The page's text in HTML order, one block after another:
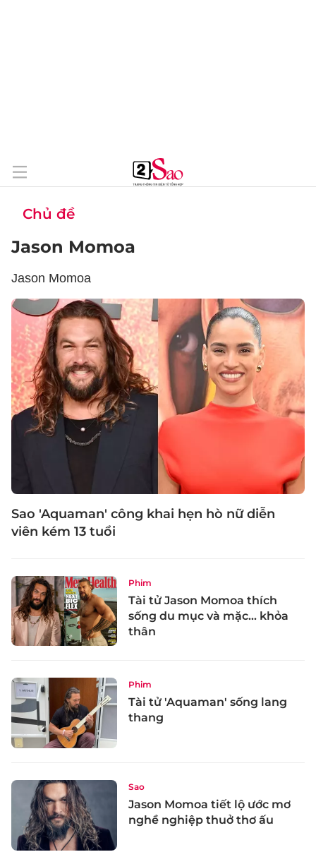
Chủ đề
Jason Momoa
Jason Momoa
Sao 'Aquaman' công khai hẹn hò nữ diễn
viên kém 13 tuổi
Phim
Tài tử Jason Momoa thích
sống du mục và mặc... khỏa
thân
Phim
Tài tử 'Aquaman' sống lang
thang
Sao
Jason Momoa tiết lộ ước mơ
nghề nghiệp thuở thơ ấu